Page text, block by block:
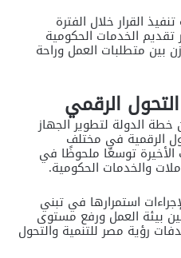
القرار خلال الفترة
تقديم الخدمات الحكومية
بين متطلبات العمل وراحة
الرقمي
الدولة لتطوير الجهاز
الرقمية في مختلف
توسعًا ملحوظًا في
والخدمات الحكومية.
استمرارها في تبني
بيئة العمل ورفع مستوى
رؤية مصر للتنمية والتحول